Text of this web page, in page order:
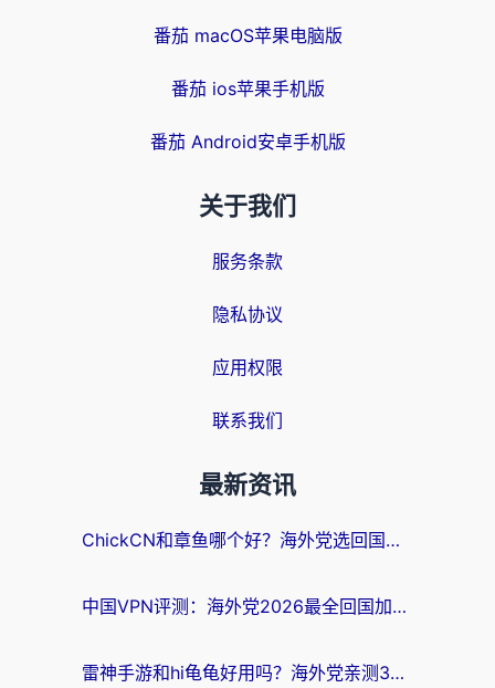
番茄 macOS苹果电脑版
番茄 ios苹果手机版
番茄 Android安卓手机版
关于我们
服务条款
隐私协议
应用权限
联系我们
最新资讯
ChickCN和章鱼哪个好？海外党选回国加速器的3个关键维度 + 实用避坑指南
中国VPN评测：海外党2026最全回国加速器选择指南，告别地区限制不踩坑
雷神手游和hi龟龟好用吗？海外党亲测3款回国加速器，教你选对国外到国内加速器